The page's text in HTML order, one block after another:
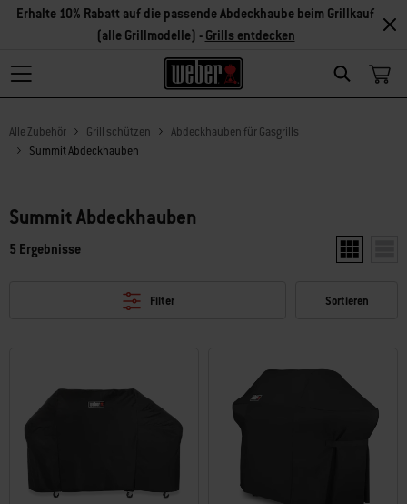
Search
Erhalte 10% Rabatt auf die passende Abdeckhaube beim Grillkauf
(alle Grillmodelle) - Grills entdecken
Alle Zubehör Grill schützen
Abdeckhauben für Gasgrills
Summit Abdeckhauben
Summit Abdeckhauben
5 Ergebnisse Zwei
Filter Sortieren